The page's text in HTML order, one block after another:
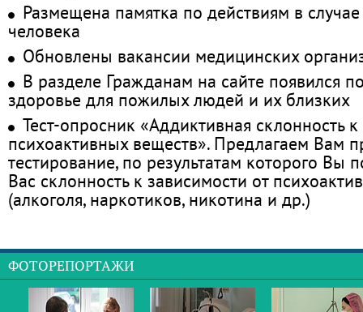
Размещена памятка по действиям в
человека
Обновлены вакансии медицинских
В разделе Гражданам на сайте появился
здоровье для пожилых людей и их близких
Тест-опросник «Аддиктивная склонность
психоактивных веществ». Предлагаем Вам
тестирование, по результатам которого Вы
Вас склонность к зависимости от
(алкоголя, наркотиков, никотина и др.)
ФОТОРЕПОРТАЖИ